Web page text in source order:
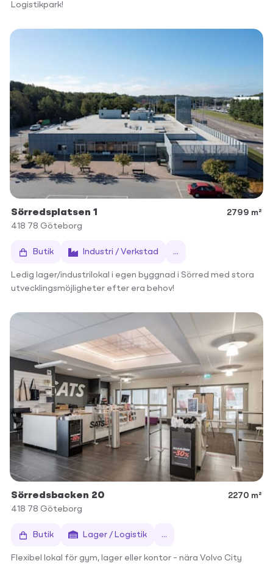
Logistikpark!
Sörredsplatsen 1
2799 m²
418 78 Göteborg
Butik Industri / Verkstad ...
Ledig lager/industrilokal i egen byggnad i Sörred med stora
utvecklingsmöjligheter efter era behov!
Sörredsbacken 20
2270 m²
418 78 Göteborg
Butik Lager / Logistik ...
Flexibel lokal för gym, lager eller kontor – nära Volvo City